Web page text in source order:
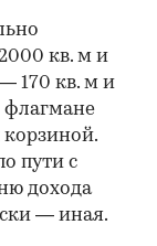
кв. м и
170 кв. м и
флагмане
пути с
дохода
— иная.